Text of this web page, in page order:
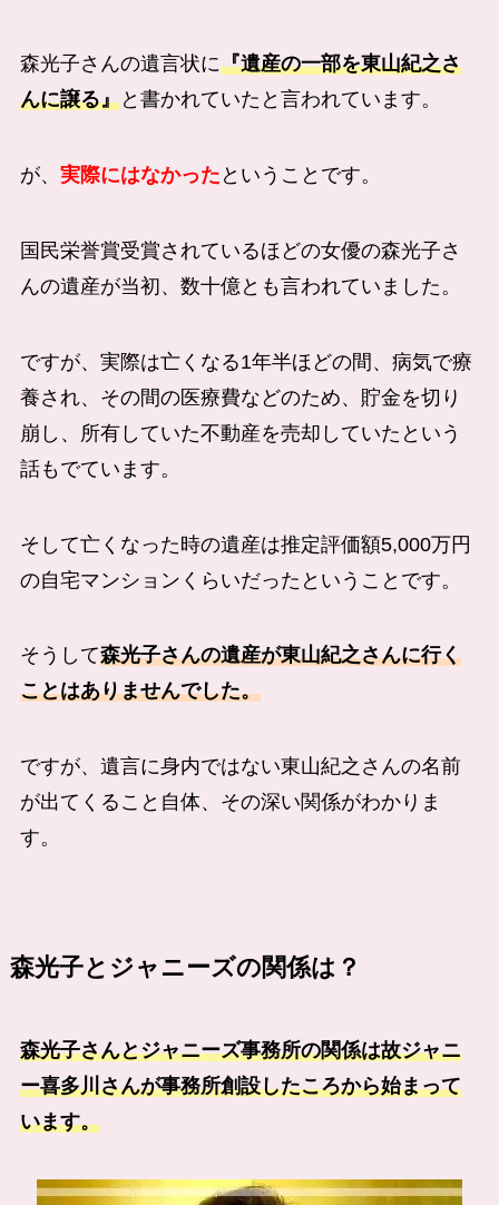
森光子さんの遺言状に『遺産の一部を東山紀之さ
んに譲る』と書かれていたと言われています。
が、 実際にはなかった ということです。
国民栄誉賞受賞されているほどの女優の森光子さ
んの遺産が当初、数十億とも言われていました。
ですが、実際は亡くなる1年半ほどの間、病気で療
養され、その間の医療費などのため、貯金を切り
崩し、所有していた不動産を売却していたという
話もでています。
そして亡くなった時の遺産は推定評価額5,000万円
の自宅マンションくらいだったということです。
そうして森光子さんの遺産が東山紀之さんに行く
ことはありませんでした。
ですが、遺言に身内ではない東山紀之さんの名前
が出てくること自体、その深い関係がわかりま
す。
森光子とジャニーズの関係は？
森光子さんとジャニーズ事務所の関係は故ジャニ
ー喜多川さんが事務所創設したころから始まって
います。